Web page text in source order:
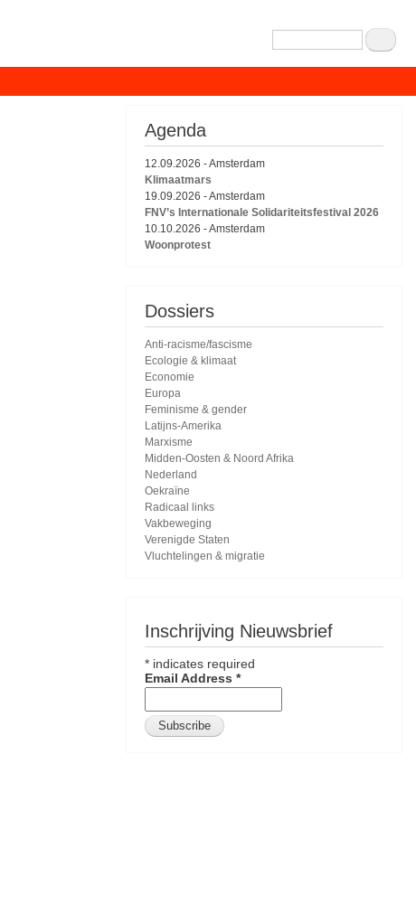
Zoeken
Agenda
12.09.2026 -Amsterdam
Klimaatmars
19.09.2026 -Amsterdam
FNV’s Internationale Solidariteitsfestival 2026
10.10.2026 -Amsterdam
Woonprotest
Dossiers
Anti-racisme/fascisme
Ecologie & klimaat
Economie
Europa
Feminisme & gender
Latijns-Amerika
Marxisme
Midden-Oosten & Noord Afrika
Nederland
Oekraïne
Radicaal links
Vakbeweging
Verenigde Staten
Vluchtelingen & migratie
Inschrijving Nieuwsbrief
* indicates required
Email Address *